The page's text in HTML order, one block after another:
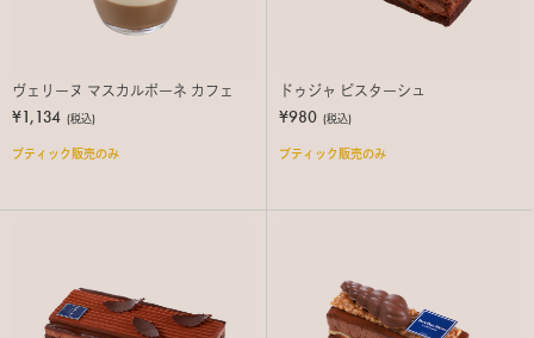
ヴェリーヌ マスカルポーネ カフェ
¥1,134 (税込)
ブティック販売のみ
ドゥジャ ピスターシュ
¥980 (税込)
ブティック販売のみ